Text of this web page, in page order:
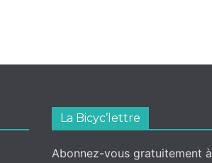
La Bicyc’lettre
Abonnez-vous gratuitement à